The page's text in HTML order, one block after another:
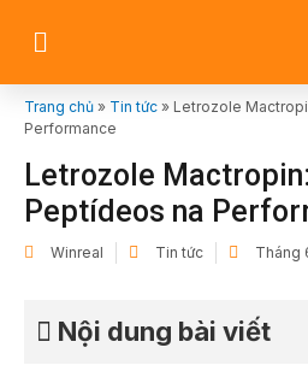
Trang chủ » Tin tức » Letrozole
Performance
Letrozole
Peptídeos na
Winreal Tin tức Tháng
Nội dung bài viết